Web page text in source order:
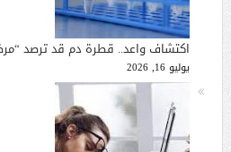
اكتشاف واعد.. قطرة دم قد ترصد
يوليو 16, 2026